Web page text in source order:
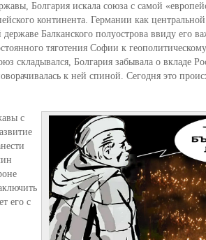
Болгария искала союза с самой
континента. Германии как
Балканского полуострова ввиду его
тяготения Софии к
складывался, Болгария забывала о вкладе
к ней спиной. Сегодня это
с
его с